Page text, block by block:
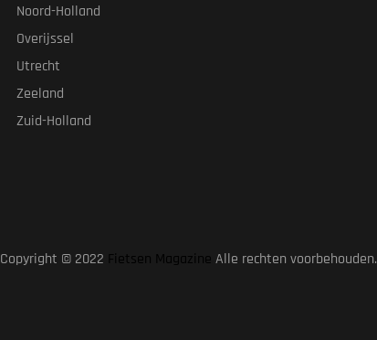
Noord-Holland
Overijssel
Utrecht
Zeeland
Zuid-Holland
Copyright © 2022 Fietsen Magazine Alle rechten voorbehouden.